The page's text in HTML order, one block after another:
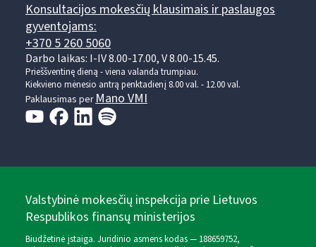
Konsultacijos mokesčių klausimais ir paslaugos
gyventojams:
+370 5 260 5060
Darbo laikas: I-IV 8.00-17.00, V 8.00-15.45.
Prieššventinę dieną - viena valanda trumpiau.
Kiekvieno mėnesio antrą penktadienį 8.00 val. - 12.00 val.
Paklausimas perMano VMI
Valstybinė mokesčių inspekcija prie Lietuvos
Respublikos finansų ministerijos
Biudžetinė įstaiga. Juridinio asmens kodas — 188659752,